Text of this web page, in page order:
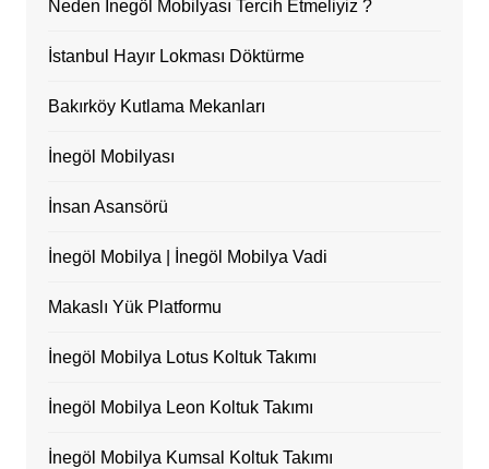
Neden İnegöl Mobilyası Tercih Etmeliyiz ?
İstanbul Hayır Lokması Döktürme
Bakırköy Kutlama Mekanları
İnegöl Mobilyası
İnsan Asansörü
İnegöl Mobilya | İnegöl Mobilya Vadi
Makaslı Yük Platformu
İnegöl Mobilya Lotus Koltuk Takımı
İnegöl Mobilya Leon Koltuk Takımı
İnegöl Mobilya Kumsal Koltuk Takımı